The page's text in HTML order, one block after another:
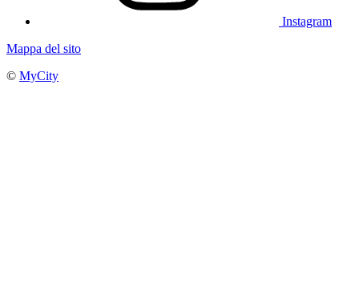
Instagram
Mappa del sito
© MyCity